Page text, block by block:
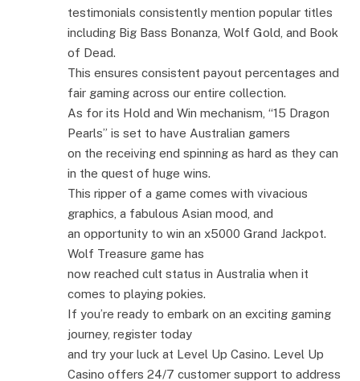
testimonials consistently mention popular titles
including Big Bass Bonanza, Wolf Gold, and Book
of Dead.
This ensures consistent payout percentages and
fair gaming across our entire collection.
As for its Hold and Win mechanism, “15 Dragon
Pearls” is set to have Australian gamers
on the receiving end spinning as hard as they can
in the quest of huge wins.
This ripper of a game comes with vivacious
graphics, a fabulous Asian mood, and
an opportunity to win an x5000 Grand Jackpot.
Wolf Treasure game has
now reached cult status in Australia when it
comes to playing pokies.
If you’re ready to embark on an exciting gaming
journey, register today
and try your luck at Level Up Casino. Level Up
Casino offers 24/7 customer support to address